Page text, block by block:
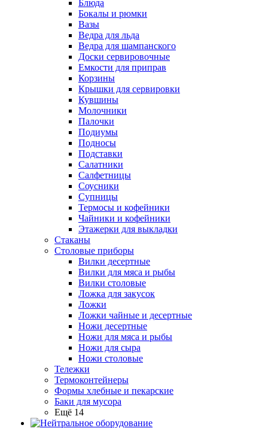
Блюда
Бокалы и рюмки
Вазы
Ведра для льда
Ведра для шампанского
Доски сервировочные
Емкости для приправ
Корзины
Крышки для сервировки
Кувшины
Молочники
Палочки
Подиумы
Подносы
Подставки
Салатники
Салфетницы
Соусники
Супницы
Термосы и кофейники
Чайники и кофейники
Этажерки для выкладки
Стаканы
Столовые приборы
Вилки десертные
Вилки для мяса и рыбы
Вилки столовые
Ложка для закусок
Ложки
Ложки чайные и десертные
Ножи десертные
Ножи для мяса и рыбы
Ножи для сыра
Ножи столовые
Тележки
Термоконтейнеры
Формы хлебные и пекарские
Баки для мусора
Ещё 14